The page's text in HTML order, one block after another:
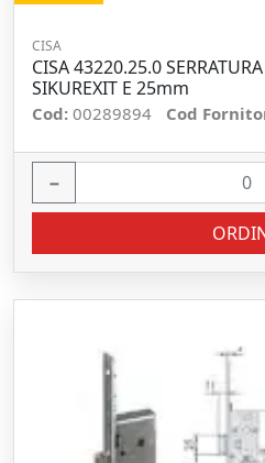
CISA
CISA 43220.25.0
SIKUREXIT E 25mm
Cod: 00289894 Cod
−